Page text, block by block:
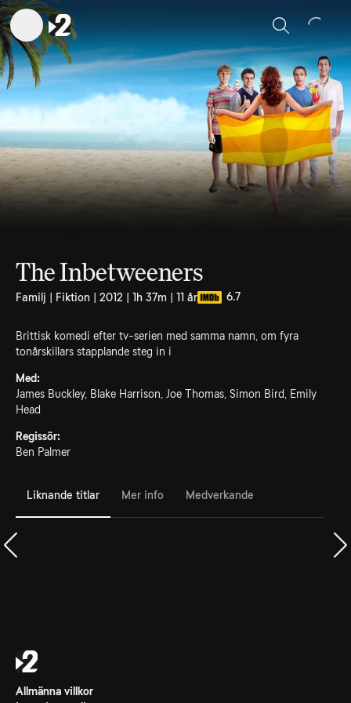
Sök
The Inbetweeners
Familj | Fiktion | 2012 | 1h 37m | 11 år 6.7
Brittisk komedi efter tv-serien med samma namn, om fyra
tonårskillars stapplande steg in i
Med:
James Buckley, Blake Harrison, Joe Thomas, Simon Bird, Emily
Head
Regissör:
Ben Palmer
Liknande titlar Mer info Medverkande
Allmänna villkor